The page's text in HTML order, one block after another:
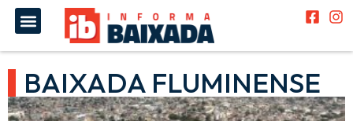
BAIXADA FLUMINENSE